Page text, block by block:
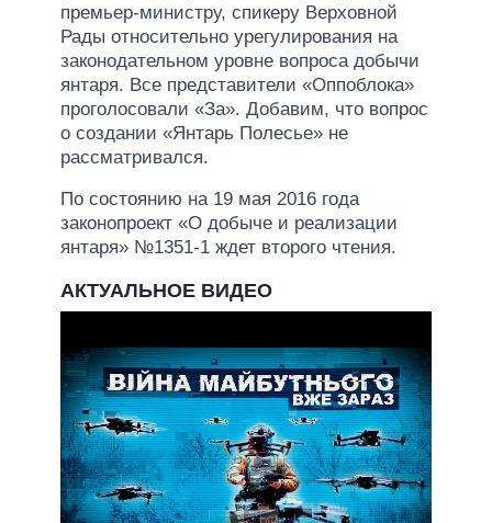
премьер-министру, спикеру Верховной
Рады относительно урегулирования на
законодательном уровне вопроса добычи
янтаря. Все представители «Оппоблока»
проголосовали «За». Добавим, что вопрос
о создании «Янтарь Полесье» не
рассматривался.
По состоянию на 19 мая 2016 года
законопроект «О добыче и реализации
янтаря» №1351-1 ждет второго чтения.
АКТУАЛЬНОЕ ВИДЕО